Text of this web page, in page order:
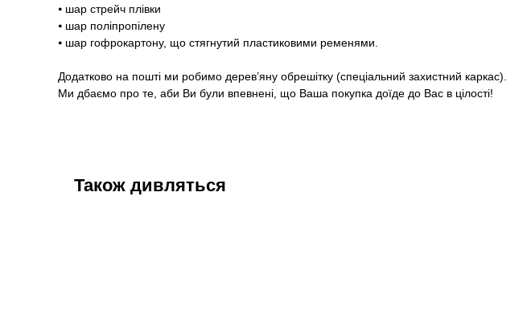
⦁ шар стрейч плівки
⦁ шар поліпропілену
⦁ шар гофрокартону, що стягнутий пластиковими ременями.
Додатково на пошті ми робимо дерев’яну обрешітку (спеціальний захистний каркас).
Ми дбаємо про те, аби Ви були впевнені, що Ваша покупка доїде до Вас в цілості!
Також дивляться